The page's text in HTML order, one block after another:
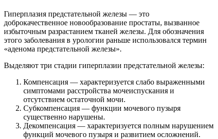
Гиперплазия предстательной железы — это
доброкачественное новообразование простаты, вызванное
избыточным разрастанием тканей железы. Для обозначения
этого заболевания в урологии раньше использовался термин
«аденома предстательной железы».
Выделяют три стадии гиперплазии предстательной железы:
Компенсация — характеризуется слабо выраженными
симптомами расстройства мочеиспускания и
отсутствием остаточной мочи.
Субкомпенсация — функции мочевого пузыря
существенно нарушены.
Декомпенсация — характеризуется полным нарушением
функций мочевого пузыря и развитием осложнений.